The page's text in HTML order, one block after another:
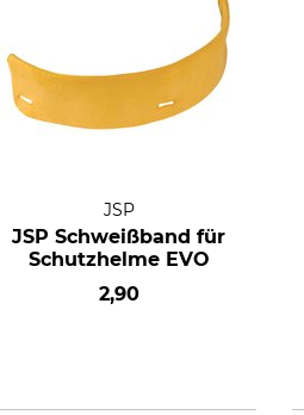
JSP
JSP Schweißband für
Schutzhelme EVO
2,90